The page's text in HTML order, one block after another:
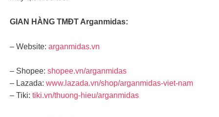
GIAN HÀNG TMĐT Arganmidas:
– Website: arganmidas.vn
– Shopee: shopee.vn/arganmidas
– Lazada: www.lazada.vn/shop/arganmidas-viet-nam
– Tiki: tiki.vn/thuong-hieu/arganmidas